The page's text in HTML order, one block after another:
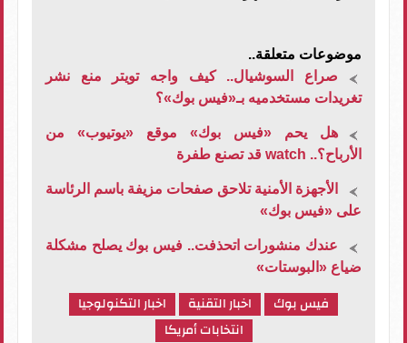
موضوعات متعلقة..
صراع السوشيال.. كيف واجه تويتر منع نشر
تغريدات مستخدميه بـ«فيس بوك»؟
هل يحم «فيس بوك» موقع «يوتيوب» من
الأرباح؟.. watch قد تصنع طفرة
الأجهزة الأمنية تلاحق صفحات مزيفة باسم الرئاسة
على «فيس بوك»
عندك منشورات اتحذفت.. فيس بوك يصلح مشكلة
ضياع «البوستات»
فيس بوك اخبار التقنية
اخبار التكنولوجيا
انتخابات أمريكا